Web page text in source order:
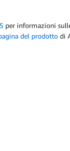
per informazioni
del prodotto di